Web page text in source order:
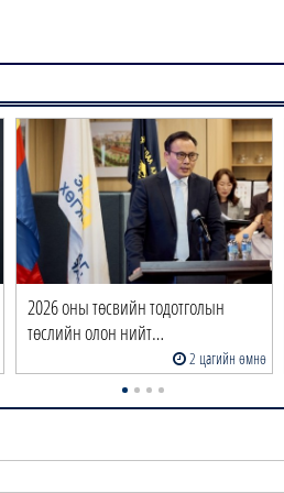
2026 оны төсвийн тодотголын
төслийн олон нийт…
2 цагийн өмнө